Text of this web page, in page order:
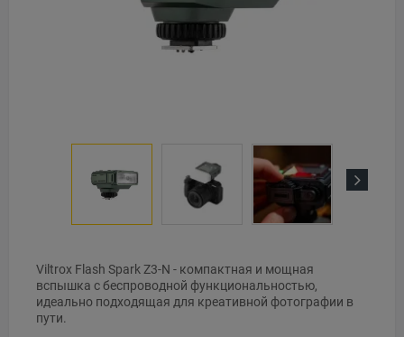
Viltrox Flash Spark Z3-N - компактная и мощная
вспышка с беспроводной функциональностью,
идеально подходящая для креативной фотографии в
пути.